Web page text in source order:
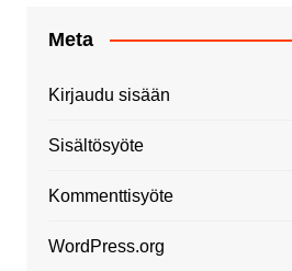
Meta
Kirjaudu sisään
Sisältösyöte
Kommenttisyöte
WordPress.org